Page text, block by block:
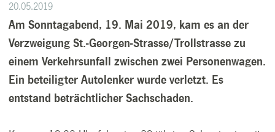
20.05.2019
Am Sonntagabend, 19. Mai 2019, kam es an der
Verzweigung St.-Georgen-Strasse/Trollstrasse zu
einem Verkehrsunfall zwischen zwei Personenwagen.
Ein beteiligter Autolenker wurde verletzt. Es
entstand beträchtlicher Sachschaden.